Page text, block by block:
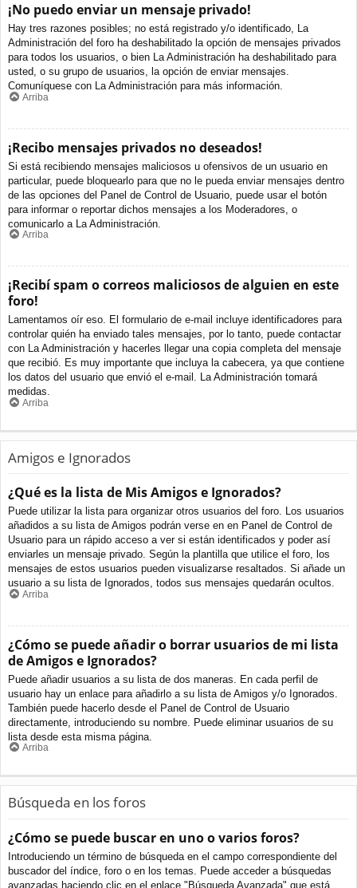
¡No puedo enviar un mensaje privado!
Hay tres razones posibles; no está registrado y/o identificado, La
Administración del foro ha deshabilitado la opción de mensajes privados
para todos los usuarios, o bien La Administración ha deshabilitado para
usted, o su grupo de usuarios, la opción de enviar mensajes.
Comuníquese con La Administración para más información.
Arriba
¡Recibo mensajes privados no deseados!
Si está recibiendo mensajes maliciosos u ofensivos de un usuario en
particular, puede bloquearlo para que no le pueda enviar mensajes dentro
de las opciones del Panel de Control de Usuario, puede usar el botón
para informar o reportar dichos mensajes a los Moderadores, o
comunicarlo a La Administración.
Arriba
¡Recibí spam o correos maliciosos de alguien en este
foro!
Lamentamos oír eso. El formulario de e-mail incluye identificadores para
controlar quién ha enviado tales mensajes, por lo tanto, puede contactar
con La Administración y hacerles llegar una copia completa del mensaje
que recibió. Es muy importante que incluya la cabecera, ya que contiene
los datos del usuario que envió el e-mail. La Administración tomará
medidas.
Arriba
Amigos e Ignorados
¿Qué es la lista de Mis Amigos e Ignorados?
Puede utilizar la lista para organizar otros usuarios del foro. Los usuarios
añadidos a su lista de Amigos podrán verse en en Panel de Control de
Usuario para un rápido acceso a ver si están identificados y poder así
enviarles un mensaje privado. Según la plantilla que utilice el foro, los
mensajes de estos usuarios pueden visualizarse resaltados. Si añade un
usuario a su lista de Ignorados, todos sus mensajes quedarán ocultos.
Arriba
¿Cómo se puede añadir o borrar usuarios de mi lista
de Amigos e Ignorados?
Puede añadir usuarios a su lista de dos maneras. En cada perfil de
usuario hay un enlace para añadirlo a su lista de Amigos y/o Ignorados.
También puede hacerlo desde el Panel de Control de Usuario
directamente, introduciendo su nombre. Puede eliminar usuarios de su
lista desde esta misma página.
Arriba
Búsqueda en los foros
¿Cómo se puede buscar en uno o varios foros?
Introduciendo un término de búsqueda en el campo correspondiente del
buscador del índice, foro o en los temas. Puede acceder a búsquedas
avanzadas haciendo clic en el enlace "Búsqueda Avanzada" que está